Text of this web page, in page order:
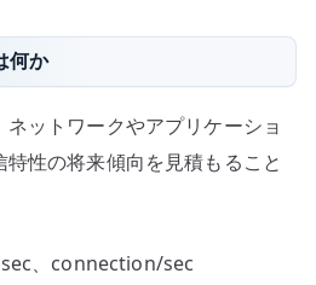
何か
ネットワークやアプリケーショ
性の将来傾向を見積もること
、connection/sec